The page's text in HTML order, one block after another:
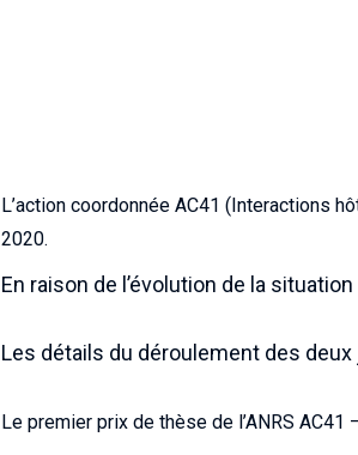
L’action coordonnée AC41 (Interactions
2020.
En raison de l’évolution de la
Les détails du déroulement des
Le premier prix de thèse de l’ANRS